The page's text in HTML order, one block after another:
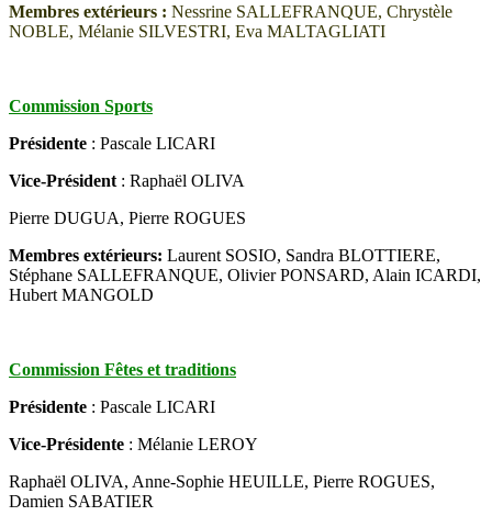
Membres extérieurs : Nessrine SALLEFRANQUE, Chrystèle
NOBLE, Mélanie SILVESTRI, Eva MALTAGLIATI
Commission Sports
Présidente : Pascale LICARI
Vice-Président : Raphaël OLIVA
Pierre DUGUA, Pierre ROGUES
Membres extérieurs: Laurent SOSIO, Sandra BLOTTIERE,
Stéphane SALLEFRANQUE, Olivier PONSARD, Alain ICARDI,
Hubert MANGOLD
Commission Fêtes et traditions
Présidente : Pascale LICARI
Vice-Présidente : Mélanie LEROY
Raphaël OLIVA, Anne-Sophie HEUILLE, Pierre ROGUES,
Damien SABATIER